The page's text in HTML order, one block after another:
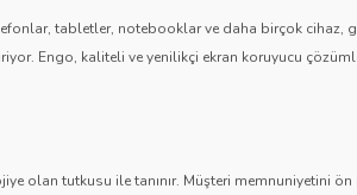
tabletler, notebooklar ve daha birçok
Engo, kaliteli ve yenilikçi ekran koruyucu
olan tutkusu ile tanınır. Müşteri memnuniyetini